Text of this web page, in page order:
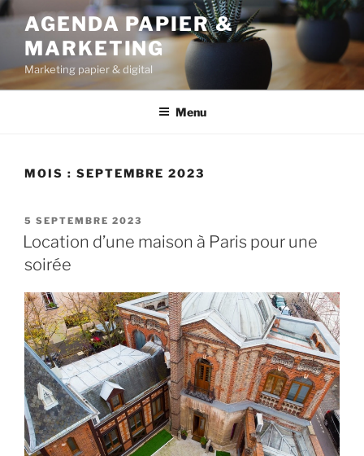
Aller
contenu
principal
AGENDA PAPIER &
MARKETING
Marketing papier & digital
Menu
MOIS : SEPTEMBRE 2023
PUBLIÉ
LE
5 SEPTEMBRE 2023
Location d’une maison à Paris pour une
soirée